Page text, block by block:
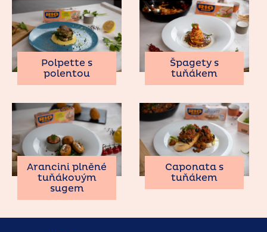
Polpette s
polentou
Špagety s
tuňákem
Arancini plněné
tuňákovým
sugem
Caponata s
tuňákem